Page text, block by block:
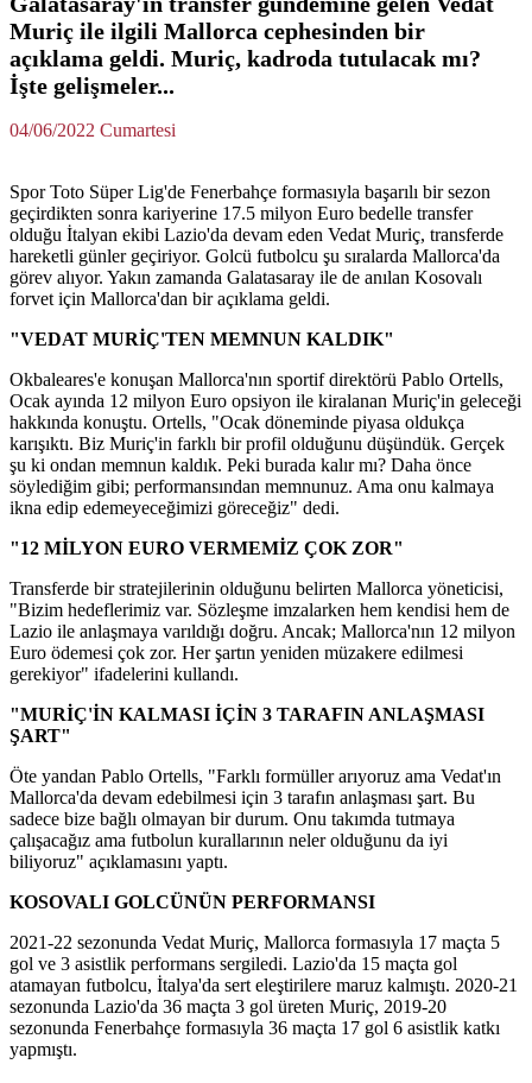
Muriç ile ilgili Mallorca cephesinden bir
açıklama geldi. Muriç, kadroda tutulacak mı?
İşte gelişmeler...
04/06/2022 Cumartesi
Spor Toto Süper Lig'de Fenerbahçe formasıyla başarılı bir sezon
geçirdikten sonra kariyerine 17.5 milyon Euro bedelle transfer
olduğu İtalyan ekibi Lazio'da devam eden Vedat Muriç, transferde
hareketli günler geçiriyor. Golcü futbolcu şu sıralarda Mallorca'da
görev alıyor. Yakın zamanda Galatasaray ile de anılan Kosovalı
forvet için Mallorca'dan bir açıklama geldi.
"VEDAT MURİÇ'TEN MEMNUN KALDIK"
Okbaleares'e konuşan Mallorca'nın sportif direktörü Pablo Ortells,
Ocak ayında 12 milyon Euro opsiyon ile kiralanan Muriç'in geleceği
hakkında konuştu. Ortells, "Ocak döneminde piyasa oldukça
karışıktı. Biz Muriç'in farklı bir profil olduğunu düşündük. Gerçek
şu ki ondan memnun kaldık. Peki burada kalır mı? Daha önce
söylediğim gibi; performansından memnunuz. Ama onu kalmaya
ikna edip edemeyeceğimizi göreceğiz" dedi.
"12 MİLYON EURO VERMEMİZ ÇOK ZOR"
Transferde bir stratejilerinin olduğunu belirten Mallorca yöneticisi,
"Bizim hedeflerimiz var. Sözleşme imzalarken hem kendisi hem de
Lazio ile anlaşmaya varıldığı doğru. Ancak; Mallorca'nın 12 milyon
Euro ödemesi çok zor. Her şartın yeniden müzakere edilmesi
gerekiyor" ifadelerini kullandı.
"MURİÇ'İN KALMASI İÇİN 3 TARAFIN ANLAŞMASI
ŞART"
Öte yandan Pablo Ortells, "Farklı formüller arıyoruz ama Vedat'ın
Mallorca'da devam edebilmesi için 3 tarafın anlaşması şart. Bu
sadece bize bağlı olmayan bir durum. Onu takımda tutmaya
çalışacağız ama futbolun kurallarının neler olduğunu da iyi
biliyoruz" açıklamasını yaptı.
KOSOVALI GOLCÜNÜN PERFORMANSI
2021-22 sezonunda Vedat Muriç, Mallorca formasıyla 17 maçta 5
gol ve 3 asistlik performans sergiledi. Lazio'da 15 maçta gol
atamayan futbolcu, İtalya'da sert eleştirilere maruz kalmıştı. 2020-21
sezonunda Lazio'da 36 maçta 3 gol üreten Muriç, 2019-20
sezonunda Fenerbahçe formasıyla 36 maçta 17 gol 6 asistlik katkı
yapmıştı.